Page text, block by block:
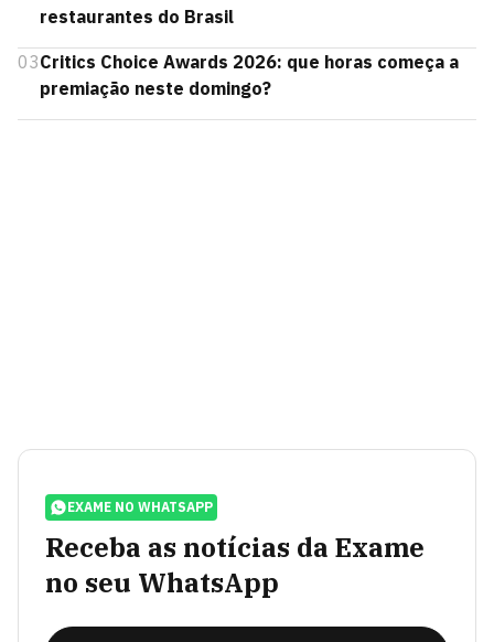
restaurantes do Brasil
03Critics Choice Awards 2026: que horas começa a
premiação neste domingo?
EXAME NO WHATSAPP
Receba as notícias da Exame
no seu WhatsApp